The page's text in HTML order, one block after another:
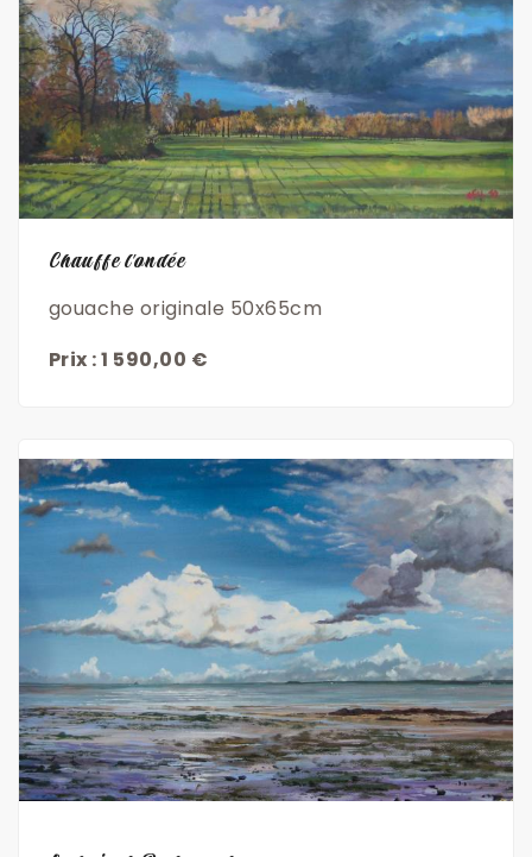
Chauffe l'ondée
gouache originale 50x65cm
Prix : 1 590,00 €
Découvrir
Découvrir